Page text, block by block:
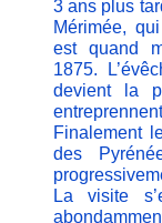
3 ans plus
Mérimée,
est quand
1875.
devient la
Finalement
des
La visite